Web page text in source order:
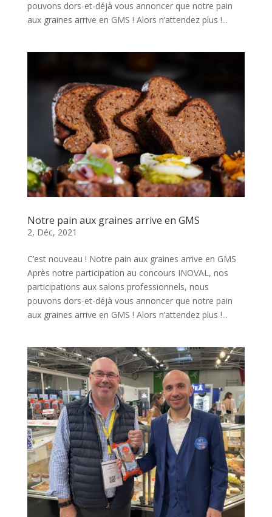
pouvons dors-et-déjà vous annoncer que notre pain
aux graines arrive en GMS ! Alors n’attendez plus !...
Notre pain aux graines arrive en GMS
2, Déc, 2021
C’est nouveau ! Notre pain aux graines arrive en GMS
Après notre participation au concours INOVAL, nos
participations aux salons professionnels, nous
pouvons dors-et-déjà vous annoncer que notre pain
aux graines arrive en GMS ! Alors n’attendez plus !...